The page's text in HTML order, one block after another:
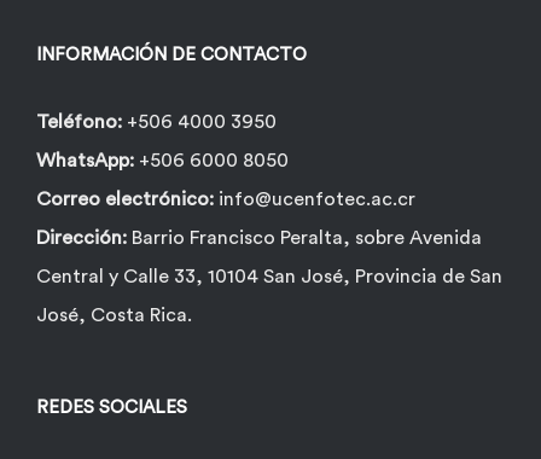
de
producto
INFORMACIÓN DE CONTACTO
Teléfono: +506 4000 3950
WhatsApp: +506 6000 8050
Correo electrónico: info@ucenfotec.ac.cr
Dirección: Barrio Francisco Peralta, sobre Avenida
Central y Calle 33, 10104 San José, Provincia de San
José, Costa Rica.
REDES SOCIALES